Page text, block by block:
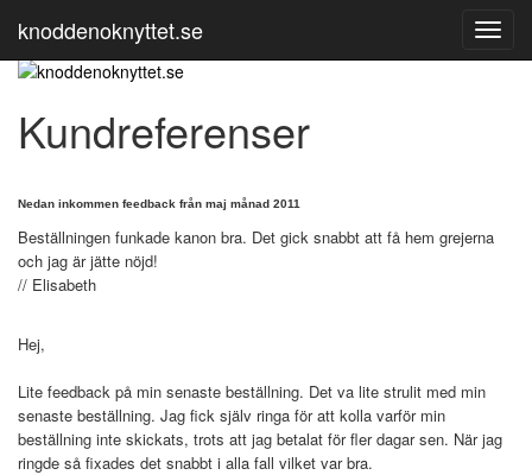
knoddenoknyttet.se
Kundreferenser
Nedan inkommen feedback från maj månad 2011
Beställningen funkade kanon bra. Det gick snabbt att få hem grejerna
och jag är jätte nöjd!
// Elisabeth
Hej,
Lite feedback på min senaste beställning. Det va lite strulit med min
senaste beställning. Jag fick själv ringa för att kolla varför min
beställning inte skickats, trots att jag betalat för fler dagar sen. När jag
ringde så fixades det snabbt i alla fall vilket var bra.